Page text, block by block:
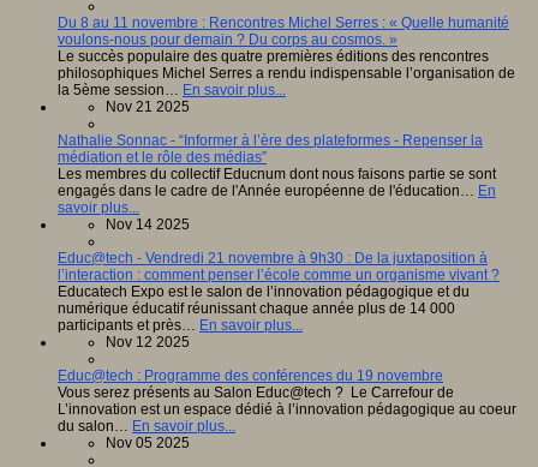
Du 8 au 11 novembre : Rencontres Michel Serres : « Quelle humanité
voulons-nous pour demain ? Du corps au cosmos. »
Le succès populaire des quatre premières éditions des rencontres
philosophiques Michel Serres a rendu indispensable l’organisation de
la 5ème session… En savoir plus...
Nov 21 2025
Nathalie Sonnac - “Informer à l’ère des plateformes - Repenser la
médiation et le rôle des médias”
Les membres du collectif Educnum dont nous faisons partie se sont
engagés dans le cadre de l'Année européenne de l'éducation… En
savoir plus...
Nov 14 2025
Educ@tech - Vendredi 21 novembre à 9h30 : De la juxtaposition à
l’interaction : comment penser l’école comme un organisme vivant ?
Educatech Expo est le salon de l’innovation pédagogique et du
numérique éducatif réunissant chaque année plus de 14 000
participants et près… En savoir plus...
Nov 12 2025
Educ@tech : Programme des conférences du 19 novembre
Vous serez présents au Salon Educ@tech ? Le Carrefour de
L’innovation est un espace dédié à l’innovation pédagogique au coeur
du salon… En savoir plus...
Nov 05 2025